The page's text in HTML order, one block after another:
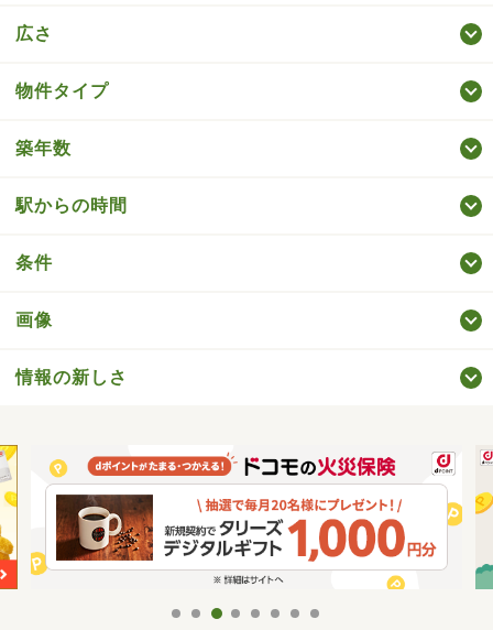
広さ
物件タイプ
築年数
駅からの時間
条件
画像
情報の新しさ